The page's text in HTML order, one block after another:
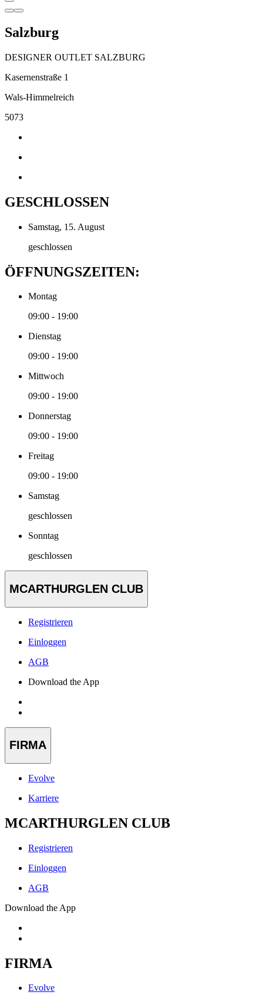
Salzburg
DESIGNER OUTLET SALZBURG
Kasernenstraße 1
Wals-Himmelreich
5073
GESCHLOSSEN
Samstag, 15. August
geschlossen
ÖFFNUNGSZEITEN:
Montag
09:00 - 19:00
Dienstag
09:00 - 19:00
Mittwoch
09:00 - 19:00
Donnerstag
09:00 - 19:00
Freitag
09:00 - 19:00
Samstag
geschlossen
Sonntag
geschlossen
MCARTHURGLEN CLUB
Registrieren
Einloggen
AGB
Download the App
FIRMA
Evolve
Karriere
MCARTHURGLEN CLUB
Registrieren
Einloggen
AGB
Download the App
FIRMA
Evolve